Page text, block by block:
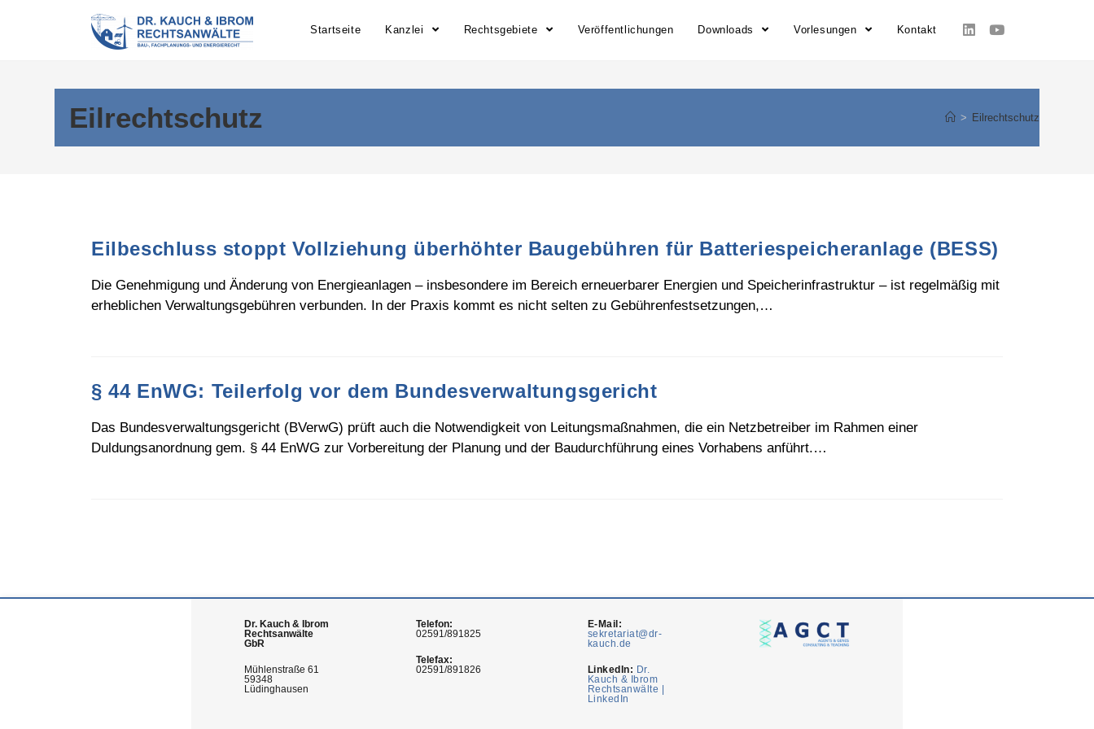
Startseite Kanzlei Rechtsgebiete Veröffentlichungen Downloads Vorlesungen Kontakt
Eilrechtschutz > Eilrechtschutz
Eilbeschluss stoppt Vollziehung überhöhter Baugebühren für Batteriespeicheranlage (BESS)
Die Genehmigung und Änderung von Energieanlagen – insbesondere im Bereich erneuerbarer Energien und Speicherinfrastruktur – ist regelmäßig mit
erheblichen Verwaltungsgebühren verbunden. In der Praxis kommt es nicht selten zu Gebührenfestsetzungen,…
§ 44 EnWG: Teilerfolg vor dem Bundesverwaltungsgericht
Das Bundesverwaltungsgericht (BVerwG) prüft auch die Notwendigkeit von Leitungsmaßnahmen, die ein Netzbetreiber im Rahmen einer
Duldungsanordnung gem. § 44 EnWG zur Vorbereitung der Planung und der Baudurchführung eines Vorhabens anführt.…
Dr. Kauch & Ibrom
Rechtsanwälte
GbR
Mühlenstraße 61
59348
Lüdinghausen
Telefon:
02591/891825
Telefax:
02591/891826
E-Mail:
sekretariat@dr-
kauch.de
LinkedIn: Dr.
Kauch & Ibrom
Rechtsanwälte |
LinkedIn